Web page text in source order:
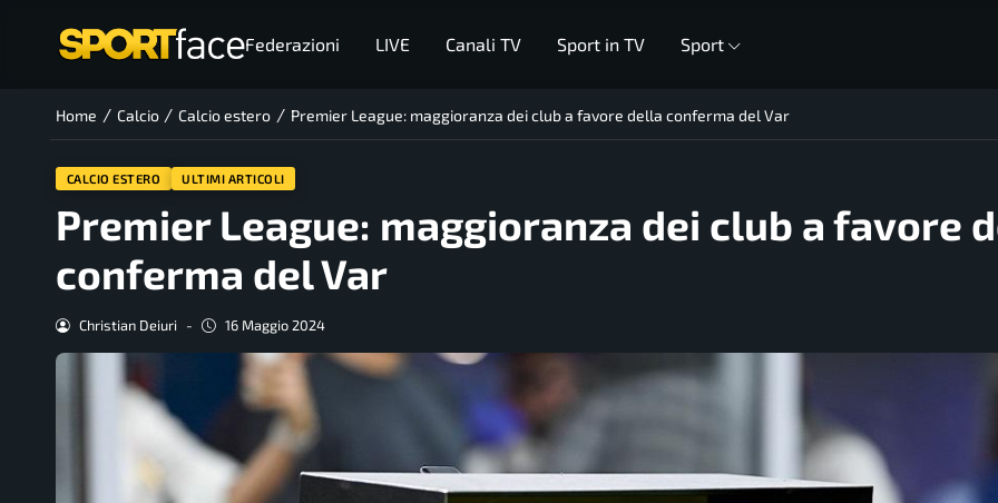
Federazioni LIVE Canali TV Sport in TV Sport
Home / Calcio / Calcio estero / Premier League: maggioranza dei club a favore della conferma del Var
CALCIO ESTERO ULTIMI ARTICOLI
Premier League: maggioranza dei club a favore
conferma del Var
Christian Deiuri - 16 Maggio 2024